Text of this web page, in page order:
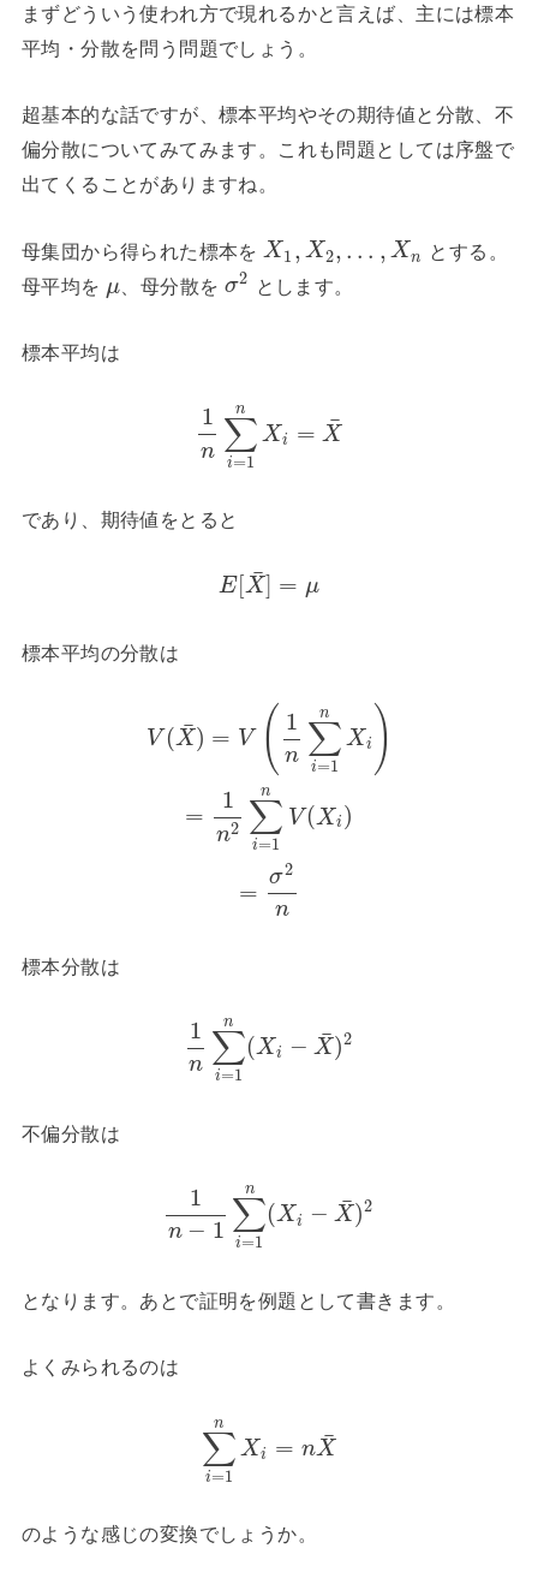
まずどういう使われ方で現れるかと言えば、主には標本
平均・分散を問う問題でしょう。
超基本的な話ですが、標本平均やその期待値と分散、不
偏分散についてみてみます。これも問題としては序盤で
出てくることがありますね。
母集団から得られた標本を X1 , X2, … , Xn
とする。
母平均を μ 、母分散を σ2 とします。
標本平均は
1
n ∑
i=1
n
Xi = X
¯
であり、期待値をとると
E[X
¯] = μ
標本平均の分散は
V (X
¯) = V ( 1
n ∑
i=1
n
Xi )
=
1
n2 ∑
i=1
n
V (Xi )
=
σ2
n
標本分散は
1
n ∑
i=1
n
(Xi − X
¯)2
不偏分散は
1
n − 1 ∑
i=1
n
(Xi − X
¯)2
となります。あとで証明を例題として書きます。
よくみられるのは
∑
i=1
n
Xi = nX
¯
のような感じの変換でしょうか。